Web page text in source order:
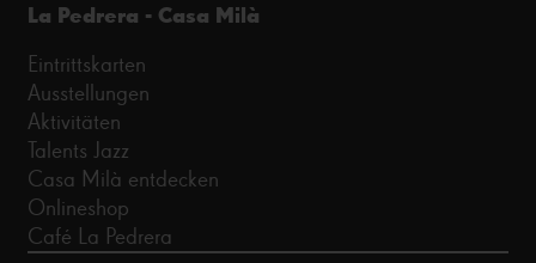
La Pedrera - Casa Milà
Eintrittskarten
Ausstellungen
Aktivitäten
Talents Jazz
Casa Milà entdecken
Onlineshop
Café La Pedrera